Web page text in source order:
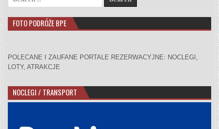
FOTO PODRÓŻE BPE
POLECANE I ZAUFANE PORTALE REZERWACYJNE: NOCLEGI,
LOTY, ATRAKCJE
NOCLEGI / TRANSPORT